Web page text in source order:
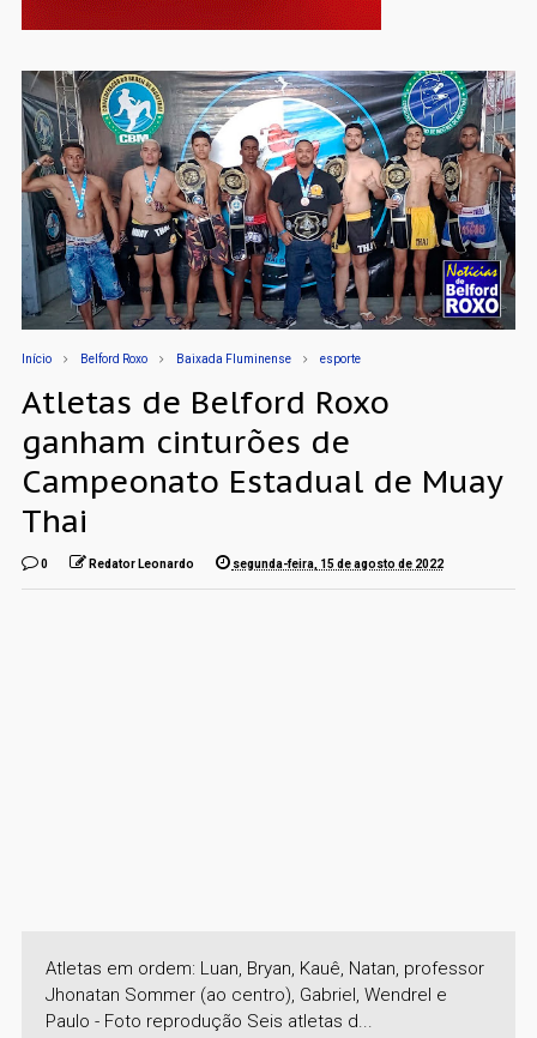
Início Belford Roxo Baixada Fluminense esporte
Atletas de Belford Roxo
ganham cinturões de
Campeonato Estadual de Muay
Thai
0 Redator Leonardo segunda-feira, 15 de agosto de 2022
Atletas em ordem: Luan, Bryan, Kauê, Natan, professor
Jhonatan Sommer (ao centro), Gabriel, Wendrel e
Paulo - Foto reprodução Seis atletas d...